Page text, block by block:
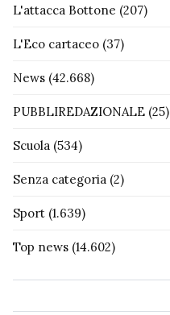
L'attacca Bottone (207)
L'Eco cartaceo (37)
News (42.668)
PUBBLIREDAZIONALE (25)
Scuola (534)
Senza categoria (2)
Sport (1.639)
Top news (14.602)